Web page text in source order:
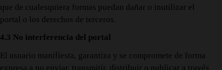
que de cualesquiera formas puedan dañar o inutilizar el
portal o los derechos de terceros.
4.3 No interferencia del portal
El usuario manifiesta, garantiza y se compromete de forma
expresa a no enviar, transmitir, distribuir o publicar a través